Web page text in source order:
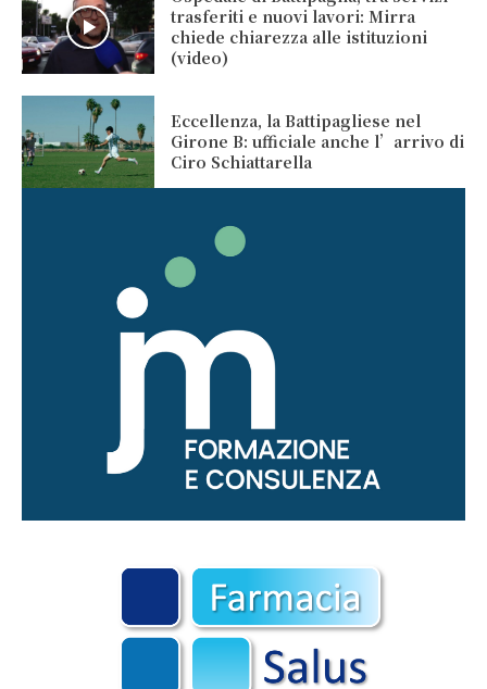
trasferiti e nuovi lavori: Mirra
chiede chiarezza alle istituzioni
(video)
Eccellenza, la Battipagliese nel
Girone B: ufficiale anche l’arrivo di
Ciro Schiattarella